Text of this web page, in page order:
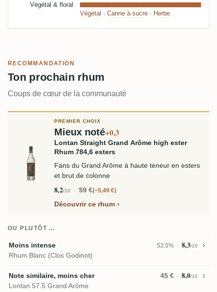
Végétal & floral
Végétal · Canne à sucre · Herbe
RECOMMANDATION
Ton prochain rhum
Coups de cœur de la communauté
PREMIER CHOIX
Mieux noté+0,3
Lontan Straight Grand Arôme high ester
Rhum 784,6 esters
Fans du Grand Arôme à haute teneur en esters
et brut de colonne
8,2/10 59 € −5,49 €
Découvrir ce rhum
OU PLUTÔT …
Moins intense 52,5% 8,3/10
Rhum Blanc (Clos Godinot)
Note similaire, moins cher 45 € 8,0/10
Lontan 57.5 Grand Arôme